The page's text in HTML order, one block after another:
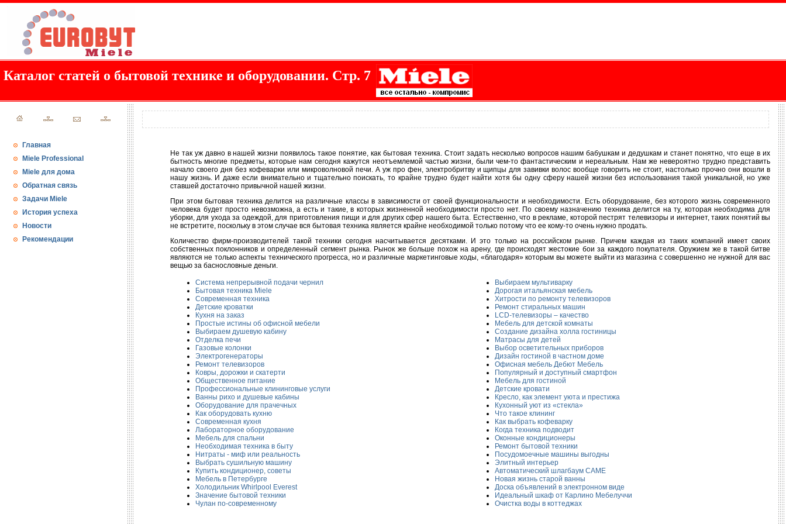
Каталог статей о бытовой технике и оборудовании. Стр. 7
Главная
Miele Professional
Miele для дома
Обратная связь
Задачи Miele
История успеха
Новости
Рекомендации
Не так уж давно в нашей жизни появилось такое понятие, как бытовая техника. Стоит задать несколько вопросов нашим бабушкам и дедушкам и станет понятно, что еще в их
бытность многие предметы, которые нам сегодня кажутся неотъемлемой частью жизни, были чем-то фантастическим и нереальным. Нам же невероятно трудно представить
начало своего дня без кофеварки или микроволновой печи. А уж про фен, электробритву и щипцы для завивки волос вообще говорить не стоит, настолько прочно они вошли в
нашу жизнь. И даже если внимательно и тщательно поискать, то крайне трудно будет найти хотя бы одну сферу нашей жизни без использования такой уникальной, но уже
ставшей достаточно привычной нашей жизни.
При этом бытовая техника делится на различные классы в зависимости от своей функциональности и необходимости. Есть оборудование, без которого жизнь современного
человека будет просто невозможна, а есть и такие, в которых жизненной необходимости просто нет. По своему назначению техника делится на ту, которая необходима для
уборки, для ухода за одеждой, для приготовления пищи и для других сфер нашего быта. Естественно, что в рекламе, которой пестрят телевизоры и интернет, таких понятий вы
не встретите, поскольку в этом случае вся бытовая техника является крайне необходимой только потому что ее кому-то очень нужно продать.
Количество фирм-производителей такой техники сегодня насчитывается десятками. И это только на российском рынке. Причем каждая из таких компаний имеет своих
собственных поклонников и определенный сегмент рынка. Рынок же больше похож на арену, где происходят жестокие бои за каждого покупателя. Оружием же в такой битве
являются не только аспекты технического прогресса, но и различные маркетинговые ходы, «благодаря» которым вы можете выйти из магазина с совершенно не нужной для вас
вещью за баснословные деньги.
Система непрерывной подачи чернил
Бытовая техника Miele
Современная техника
Детские кроватки
Кухня на заказ
Простые истины об офисной мебели
Выбираем душевую кабину
Отделка печи
Газовые колонки
Электрогенераторы
Ремонт телевизоров
Ковры, дорожки и скатерти
Общественное питание
Профессиональные клининговые услуги
Ванны рихо и душевые кабины
Оборудование для прачечных
Как оборудовать кухню
Современная кухня
Лабораторное оборудование
Мебель для спальни
Необходимая техника в быту
Нитраты - миф или реальность
Выбрать сушильную машину
Купить кондиционер, советы
Мебель в Петербурге
Холодильник Whirlpool Everest
Значение бытовой техники
Чулан по-современному
Выбираем мультиварку
Дорогая итальянская мебель
Хитрости по ремонту телевизоров
Ремонт стиральных машин
LCD-телевизоры – качество
Мебель для детской комнаты
Создание дизайна холла гостиницы
Матрасы для детей
Выбор осветительных приборов
Дизайн гостиной в частном доме
Офисная мебель Дебют Мебель
Популярный и доступный смартфон
Мебель для гостиной
Детские кровати
Кресло, как элемент уюта и престижа
Кухонный уют из «стекла»
Что такое клининг
Как выбрать кофеварку
Когда техника подводит
Оконные кондиционеры
Ремонт бытовой техники
Посудомоечные машины выгодны
Элитный интерьер
Автоматический шлагбаум CAME
Новая жизнь старой ванны
Доска объявлений в электронном виде
Идеальный шкаф от Карлино Мебелуччи
Очистка воды в коттеджах